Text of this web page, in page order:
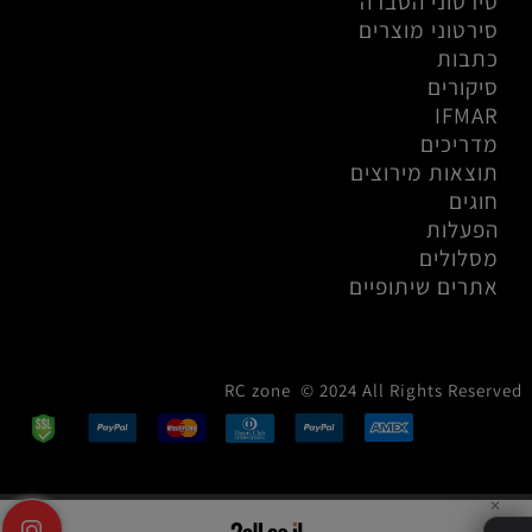
סירטוני מוצרים
כתבות
סיקורים
IFMAR
מדריכים
תוצאות מירוצים
חוגים
הפעלות
מסלולים
אתרים שיתופיים
RC zone © 2024 All Rights Reserved
✕